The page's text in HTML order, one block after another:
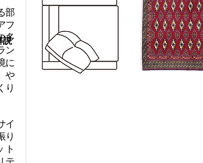
部
フ
多
ン
に
や
り
イ
り
ト
説